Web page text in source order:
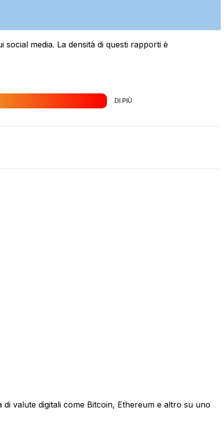
media. La densità di questi rapporti è
DI PIÙ
valute digitali come Bitcoin, Ethereum e altro su uno